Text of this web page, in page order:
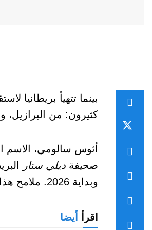
بينما تتهيأ بريطانيا
كثيرون: من
أثوس سالومي، الاسم
صحيفة ديلي ستار
وبداية 2026. ملامح هذا الحدث، بحسب روايته، تدور حول صحة أحد أفراد العائلة البارزين، دون تسميته.
اقرأ أيضا